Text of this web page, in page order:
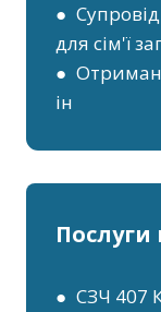
●
для сім'ї
●
ін
Послуги
● СЗЧ 407